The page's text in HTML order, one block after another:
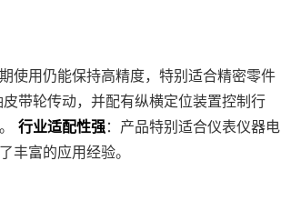
使用仍能保持高精度，特别适合精密零件
带轮传动，并配有纵横定位装置控制行
行业适配性强：产品特别适合仪表仪器电
丰富的应用经验。